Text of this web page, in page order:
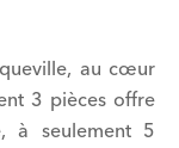
au cœur
3 pièces offre
à seulement 5